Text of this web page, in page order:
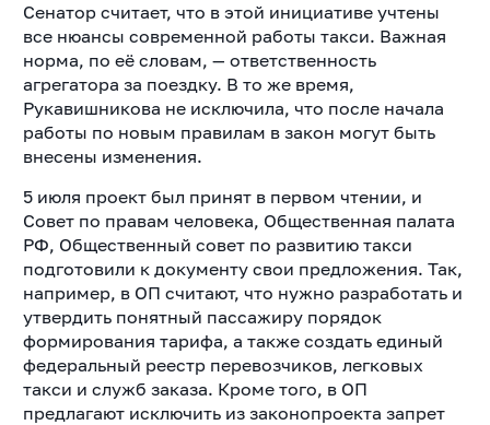
Сенатор считает, что в этой инициативе учтены
все нюансы современной работы такси. Важная
норма, по её словам, — ответственность
агрегатора за поездку. В то же время,
Рукавишникова не исключила, что после начала
работы по новым правилам в закон могут быть
внесены изменения.
5 июля проект был принят в первом чтении, и
Совет по правам человека, Общественная палата
РФ, Общественный совет по развитию такси
подготовили к документу свои предложения. Так,
например, в ОП считают, что нужно разработать и
утвердить понятный пассажиру порядок
формирования тарифа, а также создать единый
федеральный реестр перевозчиков, легковых
такси и служб заказа. Кроме того, в ОП
предлагают исключить из законопроекта запрет